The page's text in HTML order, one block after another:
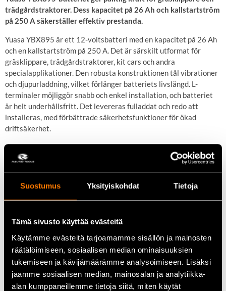
Suostumus Yksityiskohdat Tietoja
Tämä sivusto käyttää evästeitä
Käytämme evästeitä tarjoamamme sisällön ja mainosten
räätälöimiseen, sosiaalisen median ominaisuuksien
tukemiseen ja kävijämäärämme analysoimiseen. Lisäksi
jaamme sosiaalisen median, mainosalan ja analytiikka-
alan kumppaneillemme tietoja siitä, miten käytät
trädgårdstraktorer. Dess kapacitet på 26 Ah och kallstartström
på 250 A säkerställer effektiv prestanda.
Yuasa YBX895 är ett 12-voltsbatteri med en kapacitet på 26 Ah
och en kallstartström på 250 A. Det är särskilt utformat för
gräsklippare, trädgårdstraktorer, kit cars och andra
specialapplikationer. Den robusta konstruktionen tål vibrationer
och djupurladdning, vilket förlänger batteriets livslängd. L-
terminaler möjliggör snabb och enkel installation, och batteriet
är helt underhållsfritt. Det levereras fulladdat och redo att
installeras, med förbättrade säkerhetsfunktioner för ökad
driftsäkerhet.
Viktiga egenskaper
Hög kapacitet:
26 Ah säkerställer lång driftstid
användning
Tekniska data
Spänning:12 V
Kapacitet:26 Ah
Kallstartström (CCA):250 A